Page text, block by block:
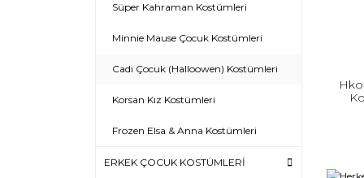
Süper Kahraman Kostümleri
Minnie Mause Çocuk Kostümleri
Cadı Çocuk (Halloowen) Kostümleri
Korsan Kız Kostümleri
Frozen Elsa & Anna Kostümleri
ERKEK ÇOCUK KOSTÜMLERİ